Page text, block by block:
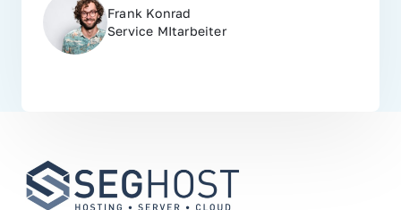
Frank Konrad
Service MItarbeiter